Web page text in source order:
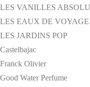
LES VANILLES
LES EAUX DE
LES JARDINS POP
Castelbajac
Franck Olivier
Good Water Perfume